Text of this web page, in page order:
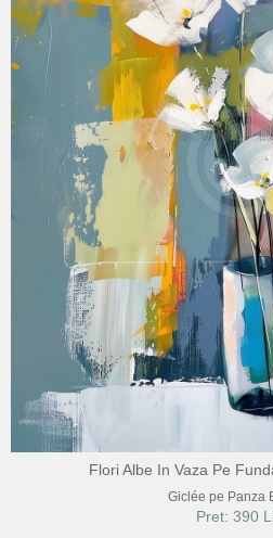
Flori Albe In Vaza Pe
Giclée pe Panza
Pret: 390